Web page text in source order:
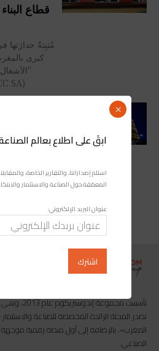
قطاع
مُثبِتةً جدارَتها
كبرى
"الأشغال
حَصَلت شركة
المغربية
بورصة
تأسست
تصدر المجلة الرائدة المخصصة للصناعة
المغرب»، بالإضافة إلى أول منصة رقمية
الصناعي.
ابقَ على اطلاع بعالم
استلم إصداراتنا، والتقارير الخاصة،
المعمّقة حول الصناعة والاستثمار
عنوان البريد الإلكتروني:
×